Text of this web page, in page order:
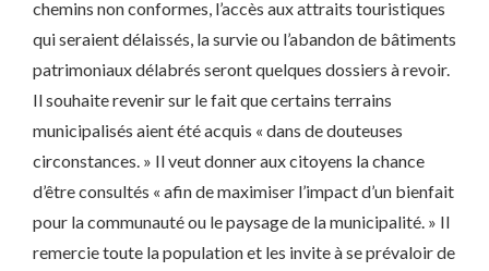
chemins non conformes, l’accès aux attraits touristiques
qui seraient délaissés, la survie ou l’abandon de bâtiments
patrimoniaux délabrés seront quelques dossiers à revoir.
Il souhaite revenir sur le fait que certains terrains
municipalisés aient été acquis « dans de douteuses
circonstances. » Il veut donner aux citoyens la chance
d’être consultés « afin de maximiser l’impact d’un bienfait
pour la communauté ou le paysage de la municipalité. » Il
remercie toute la population et les invite à se prévaloir de